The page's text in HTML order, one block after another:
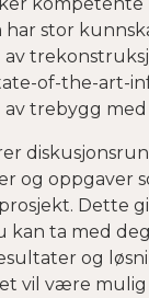
har stor
of-the-art-
trebygg
og oppgaver
Dette
kan ta med
og
vil være